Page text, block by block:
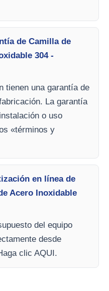
de Camilla de
304 -
tienen una garantía de
La garantía
o uso
«términos y
en línea de
Acero Inoxidable
del equipo
desde
clic AQUI.